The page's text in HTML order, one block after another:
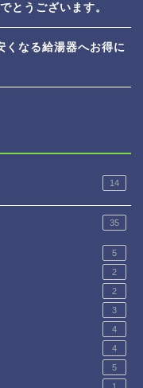
うございます。
くなる給湯器へお得に
14
35
5
2
2
3
4
4
5